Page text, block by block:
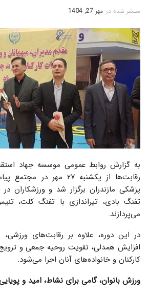
منتشر شده در مهر 27, 1404
به گزارش روابط عمومی موسسه جهاد
رقابت‌ها از یکشنبه ۲۷ مهر
پزشکی مازندران برگزار شد و ورزشکاران در
تفنگ بادی، تیراندازی با تفنگ کلت،
می‌پردازند.
در این دوره، علاوه بر رقابت‌های ورزشی،
افزایش همدلی، تقویت روحیه جمعی و
کارکنان و خانواده‌های آنان اجرا می‌شود.
ورزش بانوان، گامی برای نشاط، امید و